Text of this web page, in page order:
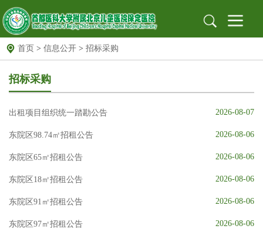
首页
医院概况
就医指南 出诊信息 地址位置
党建园地 党建文化园地
信息公开 招标采购
首页 > 信息公开 > 招标采购
招标采购
出租项目组织统一踏勘公告 2026-08-07
东院区98.74㎡招租公告 2026-08-06
东院区65㎡招租公告 2026-08-06
东院区18㎡招租公告 2026-08-06
东院区91㎡招租公告 2026-08-06
东院区97㎡招租公告 2026-08-06